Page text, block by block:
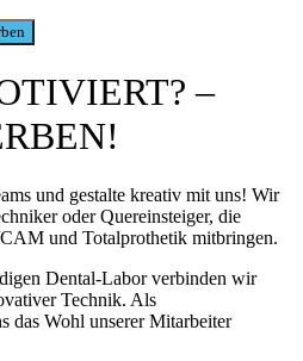
–
und gestalte kreativ mit uns! Wir
oder Quereinsteiger, die
und Totalprothetik mitbringen.
Dental-Labor verbinden wir
Technik. Als
das Wohl unserer Mitarbeiter